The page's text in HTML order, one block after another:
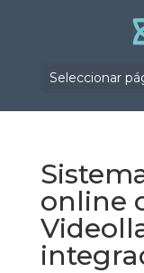
Seleccionar
online